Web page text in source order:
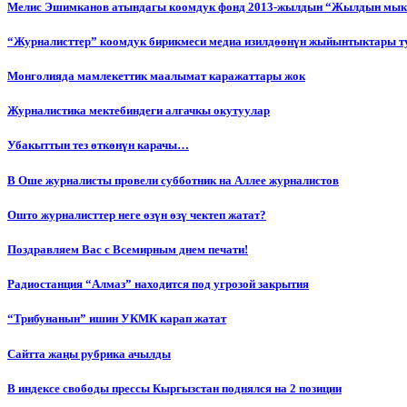
Мелис Эшимканов атындагы коомдук фонд 2013-жылдын “Жылдын
“Журналисттер” коомдук бирикмеси медиа изилдөөнүн жыйынтыктары
Монголияда мамлекеттик маалымат каражаттары жок
Журналистика мектебиндеги алгачкы окутуулар
Убакыттын тез өткөнүн карачы…
В Оше журналисты провели субботник на Аллее журналистов
Ошто журналисттер неге өзүн өзү чектеп жатат?
Поздравляем Вас с Всемирным днем печати!
Радиостанция “Алмаз” находится под угрозой закрытия
“Трибунанын” ишин УКМК карап жатат
Сайтта жаңы рубрика ачылды
В индексе свободы прессы Кыргызстан поднялся на 2 позиции